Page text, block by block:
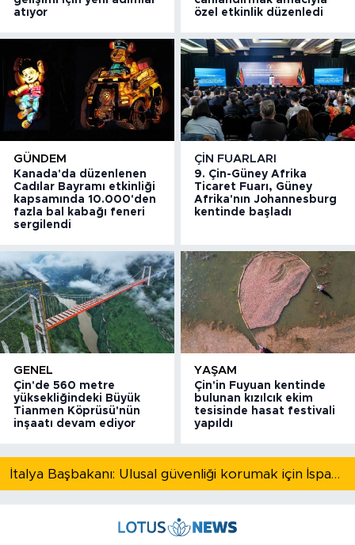
atıyor
özel etkinlik düzenledi
GÜNDEM
Kanada'da düzenlenen
Cadılar Bayramı etkinliği
kapsamında 10.000'den
fazla bal kabağı feneri
sergilendi
ÇIN FUARLARI
9. Çin-Güney Afrika
Ticaret Fuarı, Güney
Afrika'nın Johannesburg
kentinde başladı
GENEL
Çin'de 560 metre
yüksekliğindeki Büyük
Tianmen Köprüsü'nün
inşaatı devam ediyor
YAŞAM
Çin'in Fuyuan kentinde
bulunan kızılcık ekim
tesisinde hasat festivali
yapıldı
İtalya Başbakanı: Ulusal güvenliği korumak için İspanya ile Schengen kapsamındaki serbest dolaşımı askıya alıyoruz